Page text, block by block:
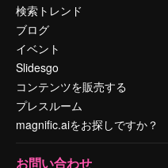
検索トレンド
ブログ
イベント
Slidesgo
コンテンツを販売する
プレスルーム
magnific.aiをお探しですか？
お問い合わせ